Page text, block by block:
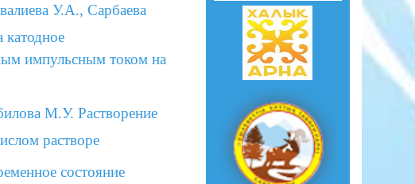
У.А., Сарбаева
импульсным током на
М.У. Растворение
растворе
состояние